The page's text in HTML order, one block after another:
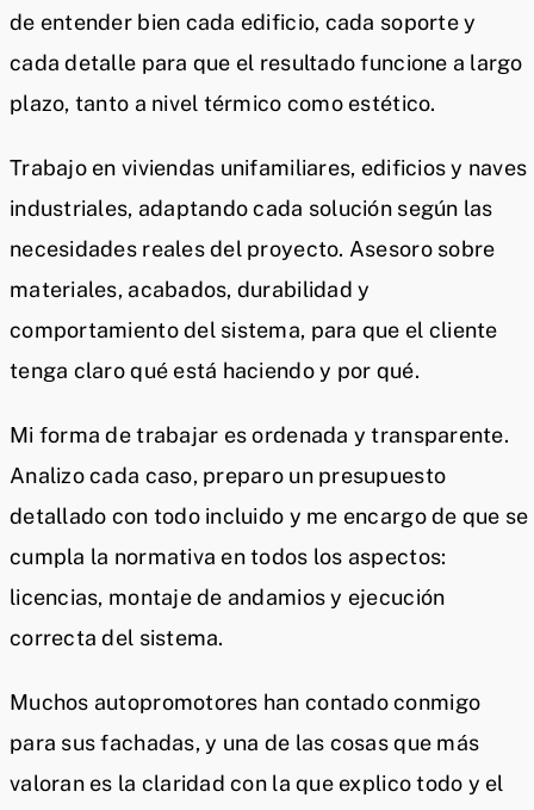
de entender bien cada edificio, cada soporte y
cada detalle para que el resultado funcione a largo
plazo, tanto a nivel térmico como estético.
Trabajo en viviendas unifamiliares, edificios y naves
industriales, adaptando cada solución según las
necesidades reales del proyecto. Asesoro sobre
materiales, acabados, durabilidad y
comportamiento del sistema, para que el cliente
tenga claro qué está haciendo y por qué.
Mi forma de trabajar es ordenada y transparente.
Analizo cada caso, preparo un presupuesto
detallado con todo incluido y me encargo de que se
cumpla la normativa en todos los aspectos:
licencias, montaje de andamios y ejecución
correcta del sistema.
Muchos autopromotores han contado conmigo
para sus fachadas, y una de las cosas que más
valoran es la claridad con la que explico todo y el